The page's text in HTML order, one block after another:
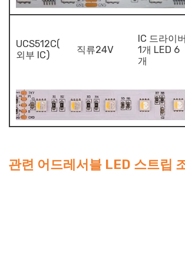
UCS512C(
외부 IC)
직류24V
IC 드라이버
1개 LED 6
개
관련 어드레서블 LED 스트립